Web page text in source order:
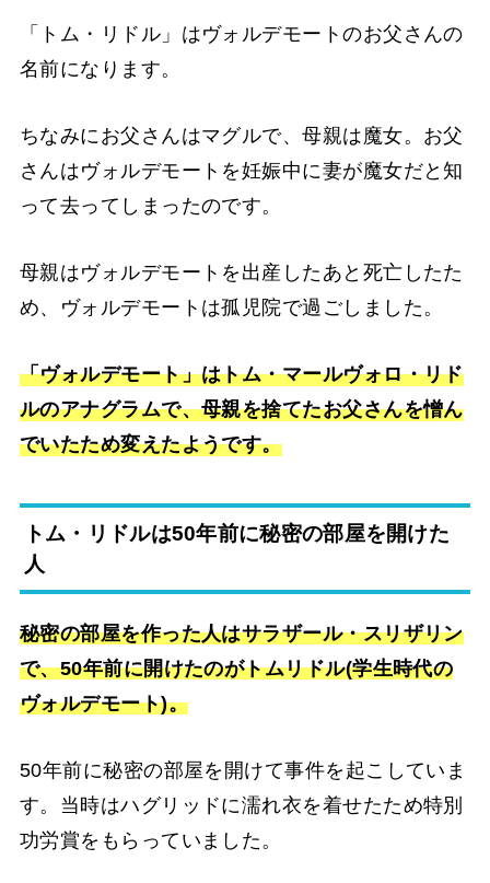
「トム・リドル」はヴォルデモートのお父さんの
名前になります。
ちなみにお父さんはマグルで、母親は魔女。お父
さんはヴォルデモートを妊娠中に妻が魔女だと知
って去ってしまったのです。
母親はヴォルデモートを出産したあと死亡したた
め、ヴォルデモートは孤児院で過ごしました。
「ヴォルデモート」はトム・マールヴォロ・リド
ルのアナグラムで、母親を捨てたお父さんを憎ん
でいたため変えたようです。
トム・リドルは50年前に秘密の部屋を開けた
人
秘密の部屋を作った人はサラザール・スリザリン
で、50年前に開けたのがトムリドル(学生時代の
ヴォルデモート)。
50年前に秘密の部屋を開けて事件を起こしていま
す。当時はハグリッドに濡れ衣を着せたため特別
功労賞をもらっていました。